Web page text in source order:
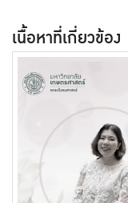
เนื้อหาที่เกี่ยวข้อง